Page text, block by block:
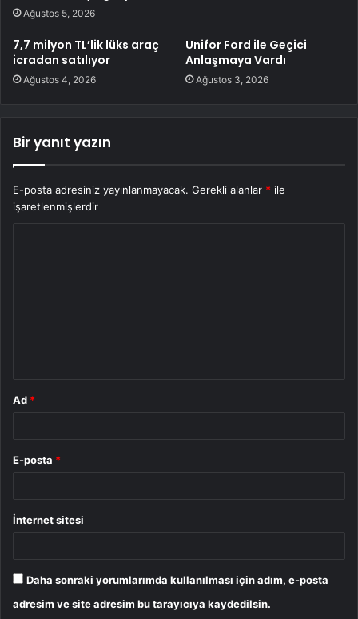
Ağustos 5, 2026
7,7 milyon TL’lik lüks araç
icradan satılıyor
Ağustos 4, 2026
Unifor Ford ile Geçici
Anlaşmaya Vardı
Ağustos 3, 2026
Bir yanıt yazın
E-posta adresiniz yayınlanmayacak. Gerekli alanlar * ile
işaretlenmişlerdir
Ad *
E-posta *
İnternet sitesi
Daha sonraki yorumlarımda kullanılması için adım, e-posta
adresim ve site adresim bu tarayıcıya kaydedilsin.